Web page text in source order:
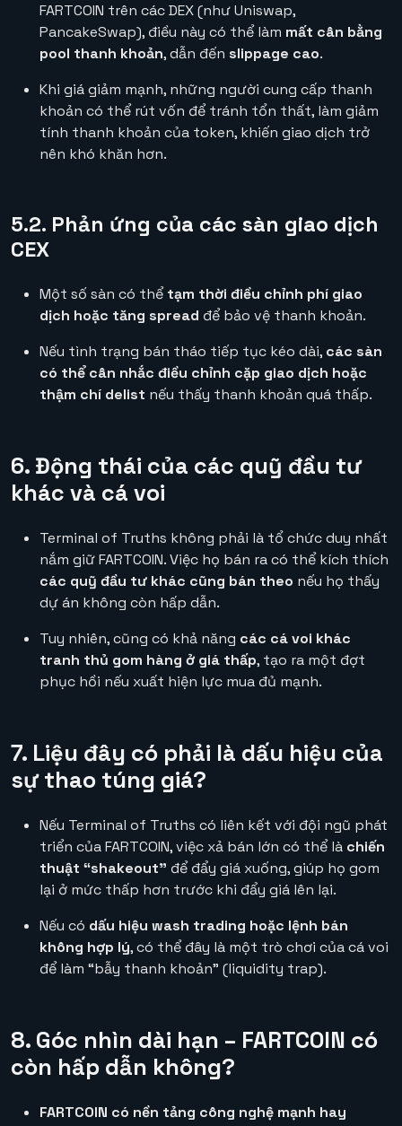
FARTCOIN trên các DEX (như Uniswap,
PancakeSwap), điều này có thể làm mất cân bằng
pool thanh khoản, dẫn đến slippage cao.
Khi giá giảm mạnh, những người cung cấp thanh
khoản có thể rút vốn để tránh tổn thất, làm giảm
tính thanh khoản của token, khiến giao dịch trở
nên khó khăn hơn.
5.2. Phản ứng của các sàn giao dịch
CEX
Một số sàn có thểtạm thời điều chỉnh phí giao
dịch hoặc tăng spread để bảo vệ thanh khoản.
Nếu tình trạng bán tháo tiếp tục kéo dài, các sàn
có thể cân nhắc điều chỉnh cặp giao dịch hoặc
thậm chí delist nếu thấy thanh khoản quá thấp.
6. Động thái của các quỹ đầu tư
khác và cá voi
Terminal of Truths không phải là tổ chức duy nhất
nắm giữ FARTCOIN. Việc họ bán ra có thể kích thích
các quỹ đầu tư khác cũng bán theo nếu họ thấy
dự án không còn hấp dẫn.
Tuy nhiên, cũng có khả năng các cá voi khác
tranh thủ gom hàng ở giá thấp, tạo ra một đợt
phục hồi nếu xuất hiện lực mua đủ mạnh.
7. Liệu đây có phải là dấu hiệu của
sự thao túng giá?
Nếu Terminal of Truths có liên kết với đội ngũ phát
triển của FARTCOIN, việc xả bán lớn có thể là chiến
thuật “shakeout” để đẩy giá xuống, giúp họ gom
lại ở mức thấp hơn trước khi đẩy giá lên lại.
Nếu có dấu hiệu wash trading hoặc lệnh bán
không hợp lý, có thể đây là một trò chơi của cá voi
để làm “bẫy thanh khoản” (liquidity trap).
8. Góc nhìn dài hạn – FARTCOIN có
còn hấp dẫn không?
FARTCOIN có nền tảng công nghệ mạnh hay